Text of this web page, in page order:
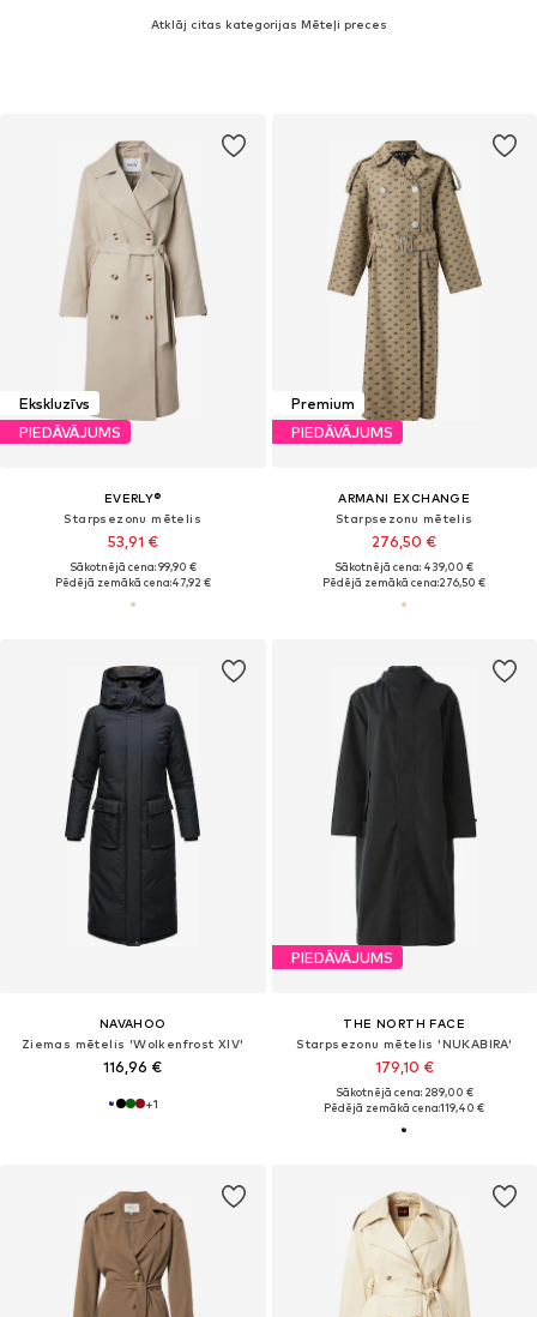
Atklāj citas kategorijas Mēteļi preces
Ekskluzīvs
PIEDĀVĀJUMS
EVERLY®
Starpsezonu mētelis
53,91 €
Sākotnējā cena: 99,90 €
Pēdējā zemākā cena:47,92 €
Premium
PIEDĀVĀJUMS
ARMANI EXCHANGE
Starpsezonu mētelis
276,50 €
Sākotnējā cena: 439,00 €
Pēdējā zemākā cena:276,50 €
NAVAHOO
Ziemas mētelis 'Wolkenfrost XIV'
116,96 €
+1
PIEDĀVĀJUMS
THE NORTH FACE
Starpsezonu mētelis 'NUKABIRA'
179,10 €
Sākotnējā cena: 289,00 €
Pēdējā zemākā cena:119,40 €